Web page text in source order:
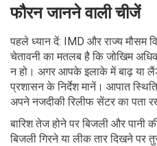
फौरन जानने वाली चीजें
पहले ध्यान दें: IMD और राज्य मौसम
चेतावनी का मतलब है कि जोखिम
न हो। अगर आपके इलाके में बाढ़ या
प्रशासन के निर्देश मानें। आपात
अपने नजदीकी रिलीफ सेंटर का पता
बारिश तेज होने पर बिजली और पानी
बिजली गिरने या लीक तार दिखने पर